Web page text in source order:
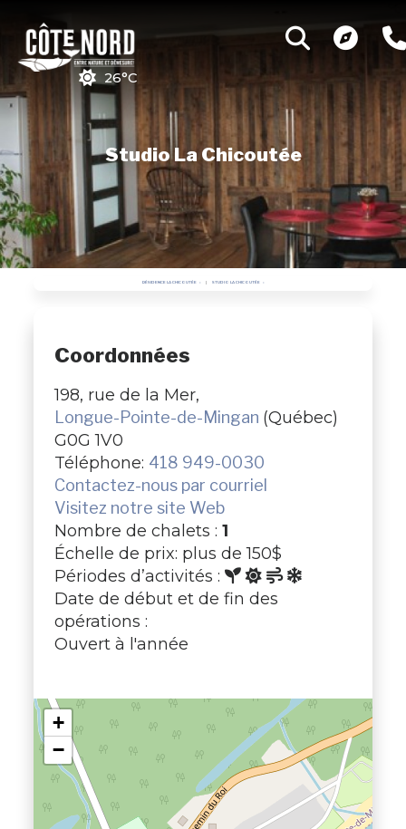
26°C
Studio La Chicoutée
RÉSIDENCE LA CHICOUTÉE STUDIO LA CHICOUTÉE
Coordonnées
198, rue de la Mer,
Longue-Pointe-de-Mingan (Québec)
G0G 1V0
Téléphone: 418 949-0030
Contactez-nous par courriel
Visitez notre site Web
Nombre de chalets : 1
Échelle de prix: plus de 150$
Périodes d’activités :
Date de début et de fin des
opérations :
Ouvert à l'année
+
−